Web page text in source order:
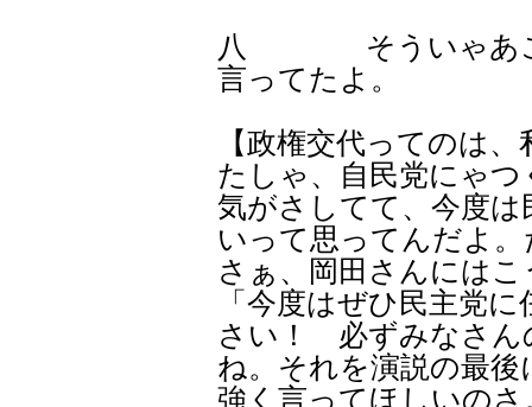
八 そういゃあこ
言ってたよ。
【政権交代ってのは
たしゃ、自民党にゃつ
気がさしてて、今度
いって思ってんだよ
さぁ、岡田さんには
「今度はぜひ民主党
さい！ 必ずみなさん
ね。それを演説の最後
強く言ってほしいの